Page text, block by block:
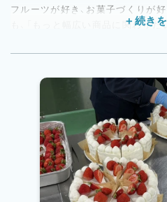
フルーツが好き、お菓子づくりが
も、「もっと幅広い商品に関わりた
境なので、変化のある現場で経験